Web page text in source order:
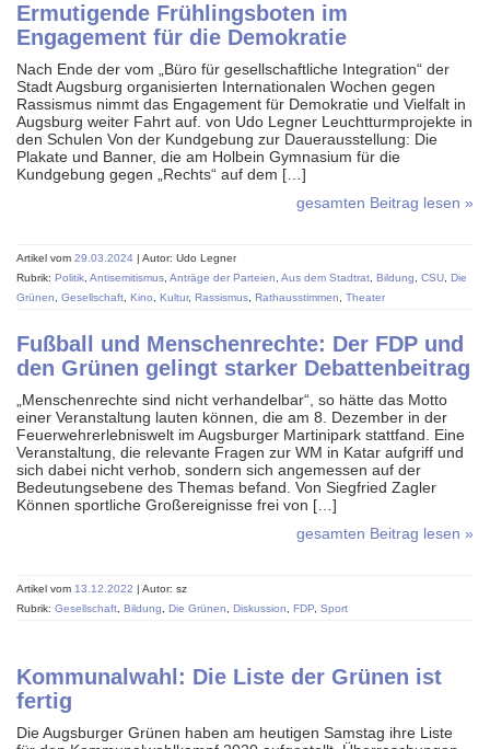
Ermutigende Frühlingsboten im
Engagement für die Demokratie
Nach Ende der vom „Büro für gesellschaftliche Integration“ der
Stadt Augsburg organisierten Internationalen Wochen gegen
Rassismus nimmt das Engagement für Demokratie und Vielfalt in
Augsburg weiter Fahrt auf. von Udo Legner Leuchtturmprojekte in
den Schulen Von der Kundgebung zur Dauerausstellung: Die
Plakate und Banner, die am Holbein Gymnasium für die
Kundgebung gegen „Rechts“ auf dem […]
gesamten Beitrag lesen »
Artikel vom 29.03.2024 | Autor: Udo Legner
Rubrik: Politik Antisemitismus Anträge der Parteien Aus dem Stadtrat Bildung CSU Die
Grünen
Gesellschaft Kino Kultur, Rassismus Rathausstimmen Theater
Fußball und Menschenrechte: Der FDP und
den Grünen gelingt starker Debattenbeitrag
„Menschenrechte sind nicht verhandelbar“, so hätte das Motto
einer Veranstaltung lauten können, die am 8. Dezember in der
Feuerwehrerlebniswelt im Augsburger Martinipark stattfand. Eine
Veranstaltung, die relevante Fragen zur WM in Katar aufgriff und
sich dabei nicht verhob, sondern sich angemessen auf der
Bedeutungsebene des Themas befand. Von Siegfried Zagler
Können sportliche Großereignisse frei von […]
gesamten Beitrag lesen »
Artikel vom 13.12.2022 | Autor: sz
Rubrik: Gesellschaft Bildung Die Grünen Diskussion FDP Sport
Kommunalwahl: Die Liste der Grünen ist
fertig
Die Augsburger Grünen haben am heutigen Samstag ihre Liste